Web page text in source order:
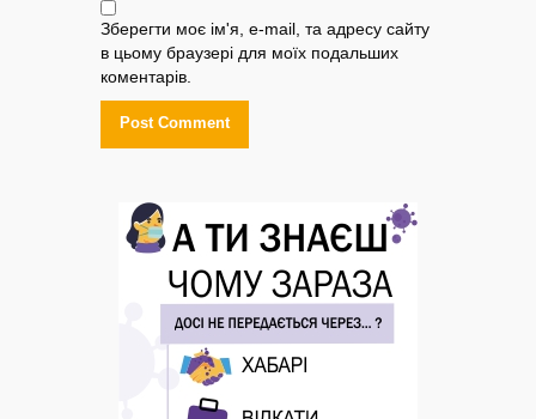
Зберегти моє ім'я, e-mail, та адресу сайту
в цьому браузері для моїх подальших
коментарів.